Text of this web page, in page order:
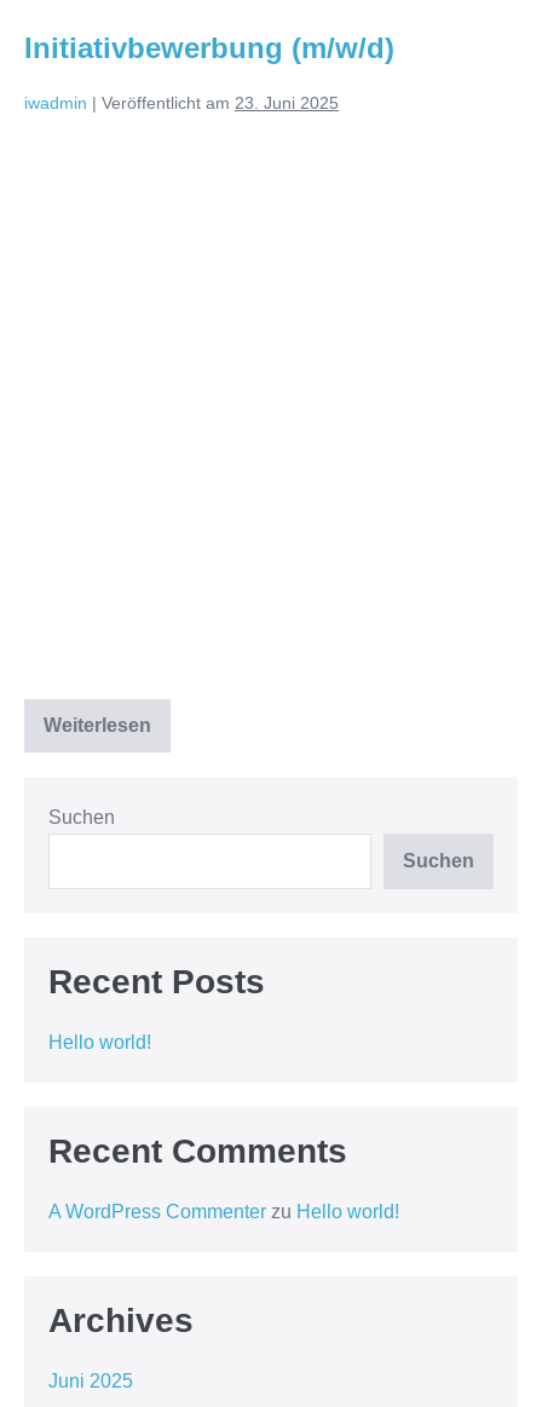
Initiativbewerbung (m/w/d)
iwadmin | Veröffentlicht am 23. Juni 2025
Weiterlesen
Suchen
Suchen
Recent Posts
Hello world!
Recent Comments
A WordPress Commenter zu Hello world!
Archives
Juni 2025